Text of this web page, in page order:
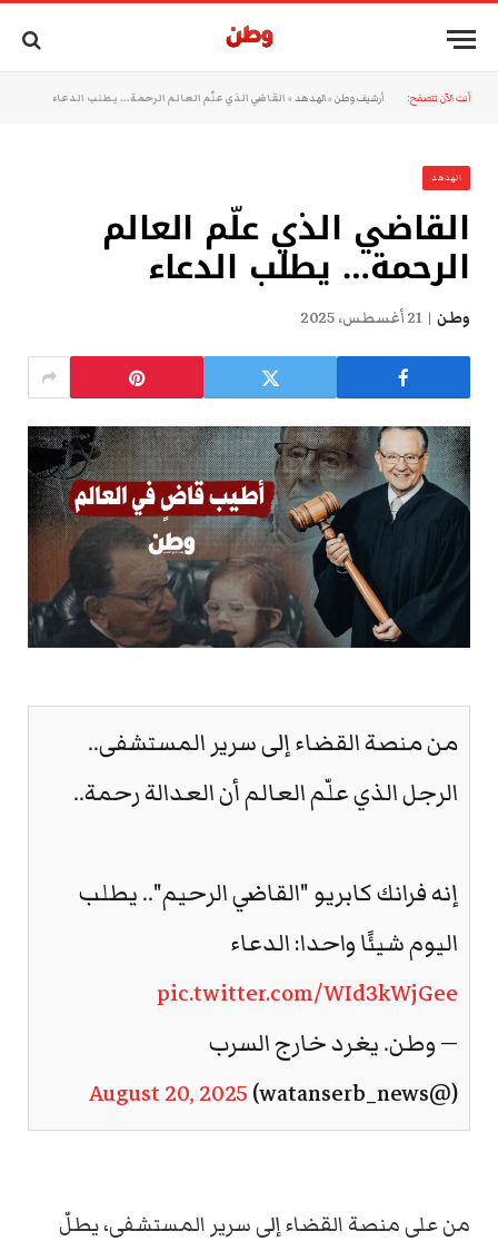
أنت الآن تتصفح: أرشيف وطن »الهدهد » القاضي الذي علّم العالم الرحمة… يطلب الدعاء
الهدهد
القاضي الذي علّم العالم
الرحمة… يطلب الدعاء
وطن 21 أغسطس، 2025
من منصة القضاء إلى سرير المستشفى..
الرجل الذي علّم العالم أن العدالة رحمة..
إنه فرانك كابريو "القاضي الرحيم".. يطلب
اليوم شيئًا واحدا: الدعاء
pic.twitter.com/WId3kWjGee
— وطن. يغرد خارج السرب
(@watanserb_news)
August 20, 2025
من على منصة القضاء إلى سرير المستشفى، يطلّ